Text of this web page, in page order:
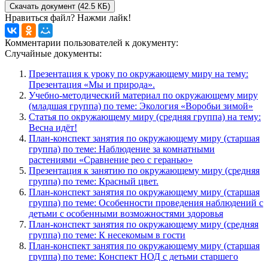
Скачать документ (42.5 КБ)
Нравиться файл? Нажми лайк!
Комментарии пользователей к документу:
Случайные документы:
Презентация к уроку по окружающему миру на тему:
Презентация «Мы и природа».
Учебно-методический материал по окружающему миру
(младшая группа) по теме: Экология «Воробьи зимой»
Статья по окружающему миру (средняя группа) на тему:
Весна идёт!
План-конспект занятия по окружающему миру (старшая
группа) по теме: Наблюдение за комнатными
растениями «Сравнение рео с геранью»
Презентация к занятию по окружающему миру (средняя
группа) по теме: Красный цвет.
План-конспект занятия по окружающему миру (старшая
группа) по теме: Особенности проведения наблюдений с
детьми с особенными возможностями здоровья
План-конспект занятия по окружающему миру (средняя
группа) по теме: К несекомым в гости
План-конспект занятия по окружающему миру (старшая
группа) по теме: Конспект НОД с детьми старшего